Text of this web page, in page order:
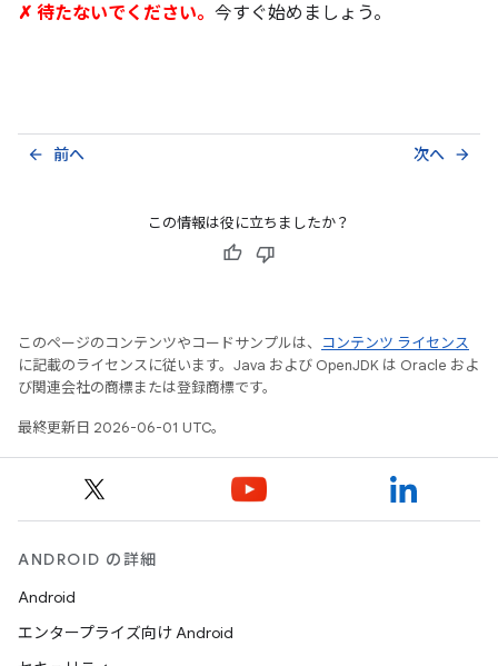
✗ 待たないでください。 今すぐ始めましょう。
前へ
arrow_back 次へ arrow_forward
この情報は役に立ちましたか？
このページのコンテンツやコードサンプルは、
コンテンツ ライセンス
に記載のライセンスに従います。Java および OpenJDK は Oracle およ
び関連会社の商標または登録商標です。
最終更新日 2026-06-01 UTC。
ANDROID の詳細
Android
エンタープライズ向け Android